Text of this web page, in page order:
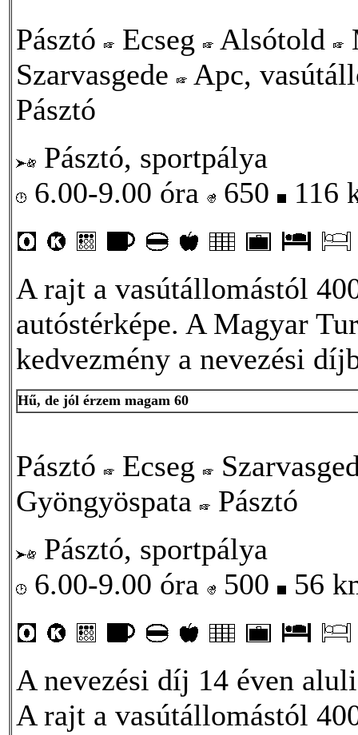
Pásztó Ecseg Alsótold
Szarvasgede
Apc,
Pásztó
Pásztó, sportpálya
6.00-9.00 óra
650 116
A rajt a vasútállomástól
autóstérképe. A Magyar
kedvezmény a nevezési
Hű, de jól érzem magam 60
Pásztó Ecseg
Gyöngyöspata
Pásztó
Pásztó, sportpálya
6.00-9.00 óra
500 56
A nevezési díj 14 éven
A rajt a vasútállomástól